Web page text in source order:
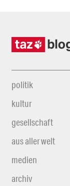
politik
kultur
gesellschaft
aus aller welt
medien
archiv